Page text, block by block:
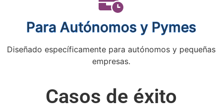
Para Autónomos y Pymes
Diseñado específicamente para autónomos y pequeñas
empresas.
Casos de éxito